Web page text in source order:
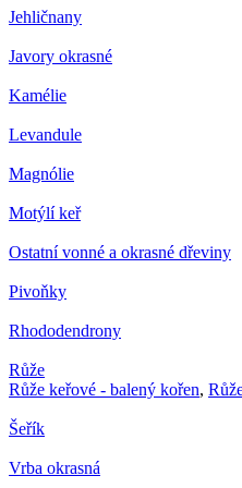
Jehličnany
Javory okrasné
Kamélie
Levandule
Magnólie
Motýlí keř
Ostatní vonné a okrasné dřeviny
Pivoňky
Rhododendrony
Růže
Růže keřové - balený kořen,
Šeřík
Vrba okrasná